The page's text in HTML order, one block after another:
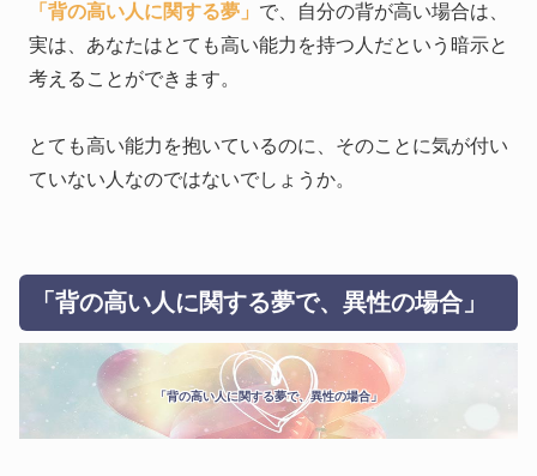
「背の高い人に関する夢」 で、自分の背が高い場合は、
実は、あなたはとても高い能力を持つ人だという暗示と
考えることができます。
とても高い能力を抱いているのに、そのことに気が付い
ていない人なのではないでしょうか。
「背の高い人に関する夢で、異性の場合」
「背の高い人に関する夢で、異性の場合」